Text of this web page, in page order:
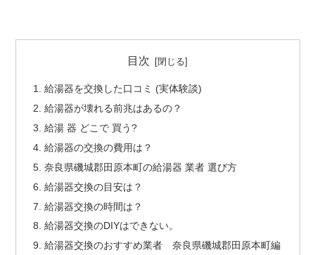
目次
給湯器を交換した口コミ (実体験談)
給湯器が壊れる前兆はあるの？
給湯 器 どこで 買う?
給湯器の交換の費用は？
奈良県磯城郡田原本町の給湯器 業者 選び方
給湯器交換の目安は？
給湯器交換の時間は？
給湯器交換のDIYはできない。
給湯器交換のおすすめ業者 奈良県磯城郡田原本町編